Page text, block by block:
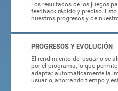
Los resultados de los juegos
feedback rápido y preciso.
nuestros progresos y de
PROGRESOS Y EVOLUCIÓN
El rendimiento del usuario se
por el programa, lo que
adaptar automáticamente la
usuario, ahorrando tiempo y